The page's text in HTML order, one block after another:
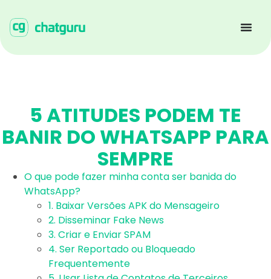
5 ATITUDES PODEM TE
BANIR DO WHATSAPP PARA
SEMPRE
O que pode fazer minha conta ser banida do
WhatsApp?
1. Baixar Versões APK do Mensageiro
2. Disseminar Fake News
3. Criar e Enviar SPAM
4. Ser Reportado ou Bloqueado
Frequentemente